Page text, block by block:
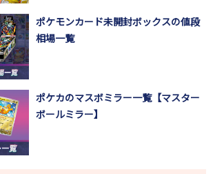
ポケモンカード未開封ボックスの値段
相場一覧
ポケカのマスボミラー一覧【マスター
ボールミラー】